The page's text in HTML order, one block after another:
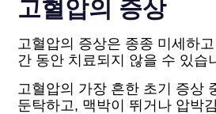
고혈압의 증상
고혈압의 증상은 종종 미세하
간 동안 치료되지 않을 수 있습
고혈압의 가장 흔한 초기 증상
둔탁하고, 맥박이 뛰거나 압박